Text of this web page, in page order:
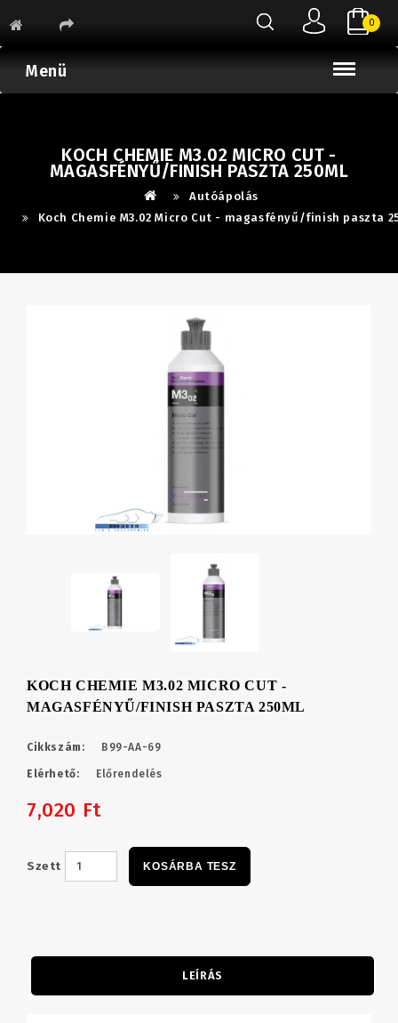
0
Menü
KOCH CHEMIE M3.02 MICRO CUT -
MAGASFÉNYŰ/FINISH PASZTA 250ML
Autóápolás
Koch Chemie M3.02 Micro Cut - magasfényű/finish paszta
KOCH CHEMIE M3.02 MICRO CUT -
MAGASFÉNYŰ/FINISH PASZTA 250ML
Cikkszám: B99-AA-69
Elérhető: Előrendelés
7,020 Ft
Szett KOSÁRBA TESZ
LEÍRÁS